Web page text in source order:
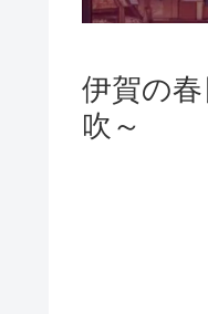
伊賀の
吹～